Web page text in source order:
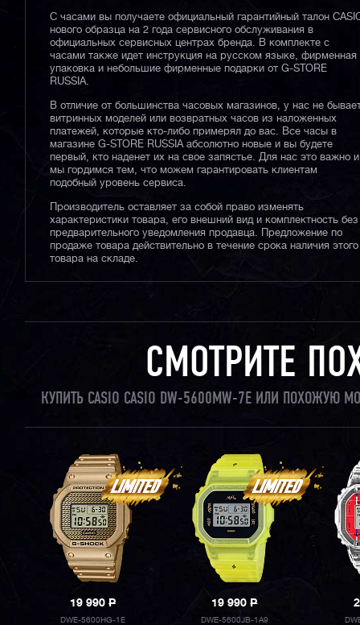
С часами вы получаете официальный гарантийный талон
нового образца на 2 года сервисного обслуживания в
официальных сервисных центрах бренда. В комплекте с
часами также идет инструкция на русском языке, фирменная
упаковка и небольшие фирменные подарки от G-STORE
RUSSIA.
В отличие от большинства часовых магазинов, у нас не
витринных моделей или возвратных часов из наложенных
платежей, которые кто-либо примерял до вас. Все часы в
магазине G-STORE RUSSIA абсолютно новые и вы будете
первый, кто наденет их на свое запястье. Для нас это важно и
мы гордимся тем, что можем гарантировать клиентам
подобный уровень сервиса.
Производитель оставляет за собой право изменять
характеристики товара, его внешний вид и комплектность без
предварительного уведомления продавца. Предложение по
продаже товара действительно в течение срока наличия этого
товара на складе.
СМОТРИТЕ
КУПИТЬ CASIO CASIO DW-5600MW-7E ИЛИ ПОХОЖУЮ
19 990P
DWE-5600HG-1E
19 990P
DWE-5600JB-1A9